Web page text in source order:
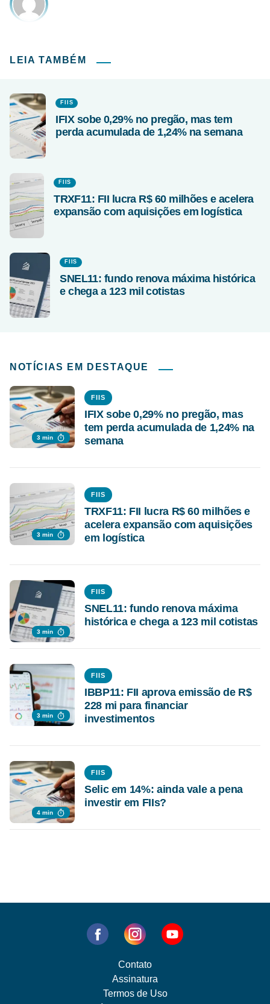
LEIA TAMBÉM
FIIS
IFIX sobe 0,29% no pregão, mas tem
perda acumulada de 1,24% na semana
FIIS
TRXF11: FII lucra R$ 60 milhões e acelera
expansão com aquisições em logística
FIIS
SNEL11: fundo renova máxima histórica
e chega a 123 mil cotistas
NOTÍCIAS EM DESTAQUE
3 min
FIIS
IFIX sobe 0,29% no pregão, mas
tem perda acumulada de 1,24% na
semana
3 min
FIIS
TRXF11: FII lucra R$ 60 milhões e
acelera expansão com aquisições
em logística
3 min
FIIS
SNEL11: fundo renova máxima
histórica e chega a 123 mil cotistas
3 min
FIIS
IBBP11: FII aprova emissão de R$
228 mi para financiar
investimentos
4 min
FIIS
Selic em 14%: ainda vale a pena
investir em FIIs?
Contato
Assinatura
Termos de Uso